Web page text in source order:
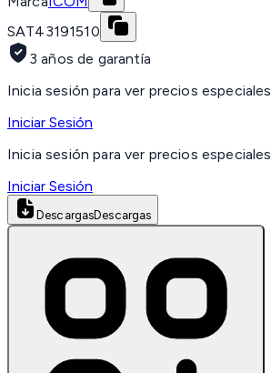
SAT43191510
3 años de garantía
Inicia sesión para ver precios especiales
Iniciar Sesión
Inicia sesión para ver precios especiales
Iniciar Sesión
DescargasDescargas